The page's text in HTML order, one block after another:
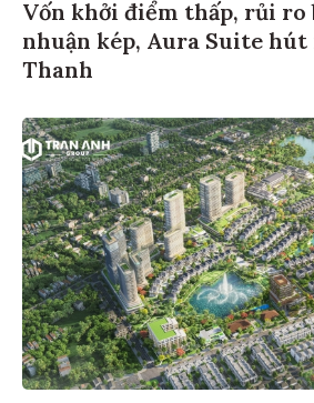
Vốn khởi điểm thấp, rủi ro
nhuận kép, Aura Suite hút
Thanh